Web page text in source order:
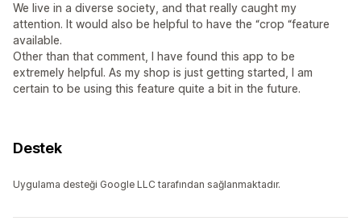
We live in a diverse society, and that really caught my
attention. It would also be helpful to have the “crop “feature
available.
Other than that comment, I have found this app to be
extremely helpful. As my shop is just getting started, I am
certain to be using this feature quite a bit in the future.
Destek
Uygulama desteği Google LLC tarafından sağlanmaktadır.